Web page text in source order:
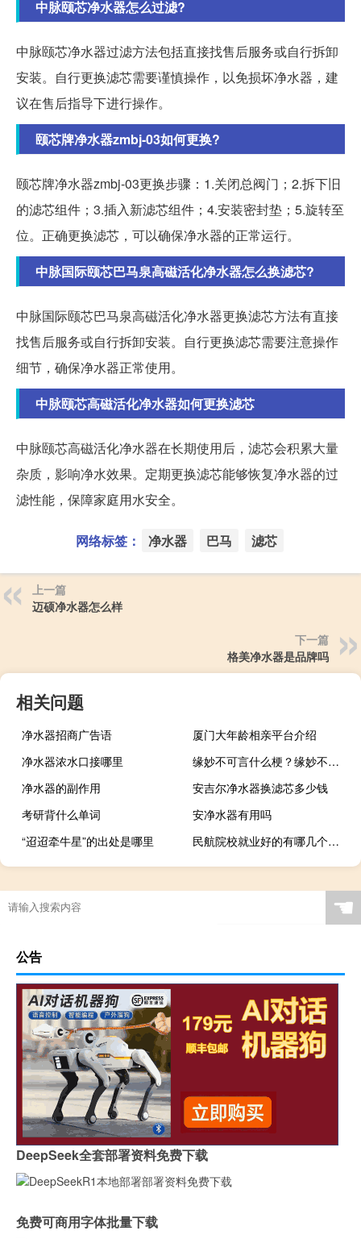
中脉颐芯净水器怎么过滤?
中脉颐芯净水器过滤方法包括直接找售后服务或自行拆卸
安装。自行更换滤芯需要谨慎操作，以免损坏净水器，建
议在售后指导下进行操作。
颐芯牌净水器zmbj-03如何更换?
颐芯牌净水器zmbj-03更换步骤：1.关闭总阀门；2.拆下旧
的滤芯组件；3.插入新滤芯组件；4.安装密封垫；5.旋转至
位。正确更换滤芯，可以确保净水器的正常运行。
中脉国际颐芯巴马泉高磁活化净水器怎么换滤芯?
中脉国际颐芯巴马泉高磁活化净水器更换滤芯方法有直接
找售后服务或自行拆卸安装。自行更换滤芯需要注意操作
细节，确保净水器正常使用。
中脉颐芯高磁活化净水器如何更换滤芯
中脉颐芯高磁活化净水器在长期使用后，滤芯会积累大量
杂质，影响净水效果。定期更换滤芯能够恢复净水器的过
滤性能，保障家庭用水安全。
网络标签： 净水器 巴马 滤芯
上一篇
迈硕净水器怎么样
下一篇
格美净水器是品牌吗
相关问题
净水器招商广告语
厦门大年龄相亲平台介绍
净水器浓水口接哪里
缘妙不可言什么梗？缘妙不可言是什么意思什么梗
净水器的副作用
安吉尔净水器换滤芯多少钱
考研背什么单词
安净水器有用吗
“迢迢牵牛星”的出处是哪里
民航院校就业好的有哪几个（民航院校排名）
☚
公告
DeepSeek全套部署资料免费下载
免费可商用字体批量下载